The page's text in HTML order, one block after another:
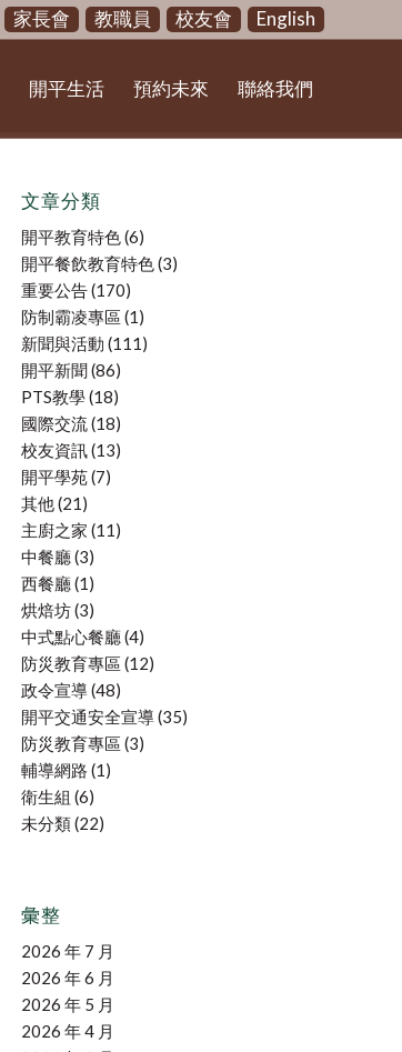
家長會 教職員 校友會 English
開平生活 預約未來 聯絡我們
文章分類
開平教育特色(6)
開平餐飲教育特色(3)
重要公告(170)
防制霸凌專區 (1)
新聞與活動 (111)
開平新聞(86)
PTS教學(18)
國際交流(18)
校友資訊(13)
開平學苑(7)
其他(21)
主廚之家 (11)
中餐廳(3)
西餐廳(1)
烘焙坊(3)
中式點心餐廳(4)
防災教育專區 (12)
政令宣導(48)
開平交通安全宣導(35)
防災教育專區 (3)
輔導網路 (1)
衛生組 (6)
未分類(22)
彙整
2026 年 7 月
2026 年 6 月
2026 年 5 月
2026 年 4 月